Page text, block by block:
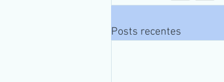
Posts recentes